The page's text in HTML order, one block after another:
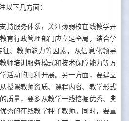
以下几方面：
持服务体系，关注薄弱校在线教学开
育行政管理部门应立足全局，结合学
、教师能力等因素，从信息化领导
师培训服务模式和技术保障能力等方
活动的顺利开展。另一方面，要建立
授课教师资质、课程内容、教学形式
质量，要多从教学一线挖掘优秀、典
秀的在线教学种子教师。同时，要重